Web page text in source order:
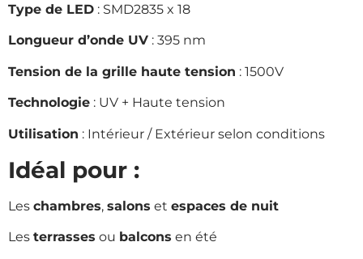
Type de LED : SMD2835 x 18
Longueur d’onde UV : 395 nm
Tension de la grille haute tension : 1500V
Technologie : UV + Haute tension
Utilisation : Intérieur / Extérieur selon conditions
Idéal pour :
Les chambres, salons et espaces de nuit
Les terrasses ou balcons en été